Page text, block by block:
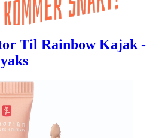
Til Rainbow Kajak -